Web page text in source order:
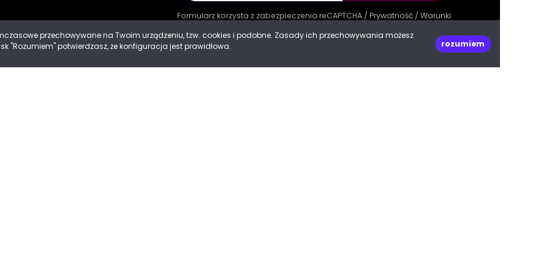
Formularz korzysta z zabezpieczenia reCAPTCHA / Prywatność / Warunki
decoPLANET Polska
ul. Kasprowicza 47
przechowywane na Twoim urządzeniu, tzw. cookies i podobne. Zasady ich przechowywania możesz
"Rozumiem" potwierdzasz, że konfiguracja jest prawidłowa.
rozumiem